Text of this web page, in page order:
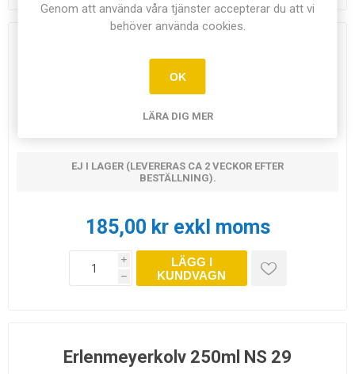
Erlenmeyerkolv 250ml NS24
Artikel nr:
EJ I LAGER (LEVERERAS CA 2 VECKOR EFTER
BESTÄLLNING).
185,00 kr exkl moms
i
h
LÄGG I
KUNDVAGN
Erlenmeyerkolv 250ml NS 29
Genom att använda våra tjänster accepterar du att vi
behöver använda cookies.
OK
LÄRA DIG MER